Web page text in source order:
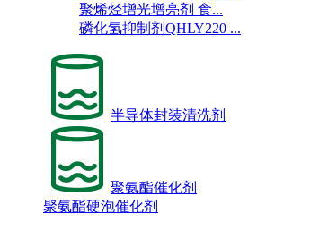
聚烯烃增光增亮剂 食...
磷化氢抑制剂QHLY220 ...
半导体封装清洗剂
聚氨酯催化剂
聚氨酯硬泡催化剂